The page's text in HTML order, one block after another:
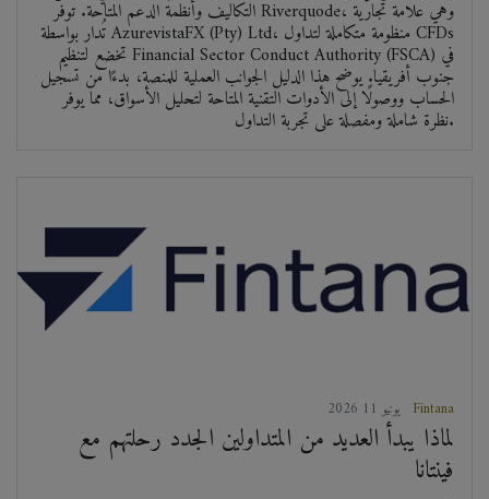
التكاليف وأنظمة الدعم المتاحة. توفر Riverquode، وهي علامة تجارية
تُدار بواسطة AzurevistaFX (Pty) Ltd، منظومة متكاملة لتداول CFDs
تخضع لتنظيم Financial Sector Conduct Authority (FSCA) في
جنوب أفريقيا. يوضح هذا الدليل الجوانب العملية للمنصة، بدءًا من تسجيل
الحساب ووصولًا إلى الأدوات التقنية المتاحة لتحليل الأسواق، مما يوفر
نظرة شاملة ومفصلة على تجربة التداول.
2026 يونيو 11 Fintana
لماذا يبدأ العديد من المتداولين الجدد رحلتهم مع
فينتانا